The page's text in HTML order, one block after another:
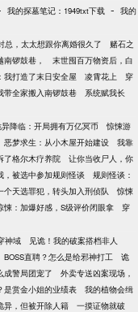
完美犯罪和多年悬案，
探。 一等功胸前都挂不
罪犯？不可能的！ 不如
！！！
我的探墓笔记：1949txt下载 - 我的
总，太太想跟你离婚很久了
赌石之
南锣鼓巷，
末世囤百万物资后，白
我打造了末日安全屋 凌霄花上
穿
带全家搬入南锣鼓巷
系统赋我长
降临：开局拥有万亿冥币
惊悚游
恶梦求生：从小木屋开始建设
我靠
了格尔木疗养院
让你当收尸人，你
，被选中参加规则怪谈
规则怪谈：
个天选罪犯，转头加入刑侦队
惊悚
悚：加爆好感，S级评价闭眼拿
穿
神域
见诡！我的破案搭档非人
BOSS直聘？怎么是给邪神打工
诡
成警局团宠了
外卖专送凶案现场，
是赏金小姐的业绩表
我的植物会缉
异，但被开除人籍
一摸证物就破